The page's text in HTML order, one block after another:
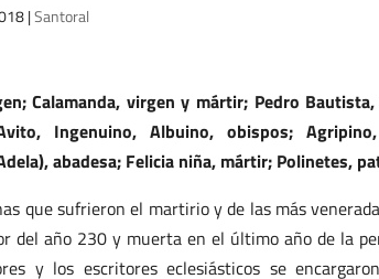
|Santoral
Calamanda, virgen y mártir; Pedro
Ingenuino, Albuino, obispos;
abadesa; Felicia niña, mártir; Polinetes,
que sufrieron el martirio y de las más
del año 230 y muerta en el último año de la
y los escritores eclesiásticos se